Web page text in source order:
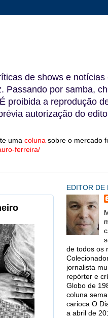
de shows e
Passando por samba,
proibida a reprodução
autorização do
uma coluna sobre o mercado
ferreira/
EDITOR DE
de todos os
jornalista
repórter e
Globo de
coluna
carioca O
a abril de